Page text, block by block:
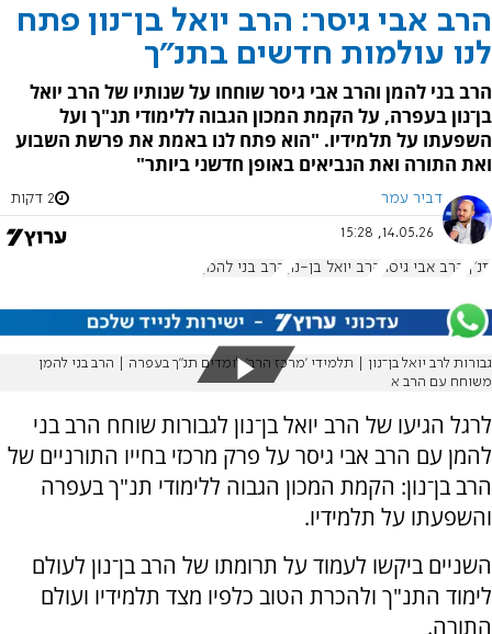
הרב אבי גיסר: הרב יואל בן־נון פתח
לנו עולמות חדשים בתנ"ך
הרב בני להמן והרב אבי גיסר שוחחו על שנותיו של הרב יואל
בן־נון בעפרה, על הקמת המכון הגבוה ללימודי תנ"ך ועל
השפעתו על תלמידיו. "הוא פתח לנו באמת את פרשת השבוע
ואת התורה ואת הנביאים באופן חדשני ביותר"
דביר עמר 2 דקות
14.05.26, 15:28
תנ"ך הרב אבי גיסר הרב יואל בן-נון הרב בני להמן
גבורות לרב יואל בן־נון | תלמידי 'מרכז הרב' לומדים תנ"ך בעפרה | הרב בני להמן
משוחח עם הרב א
לרגל הגיעו של הרב יואל בן־נון לגבורות שוחח הרב בני
להמן עם הרב אבי גיסר על פרק מרכזי בחייו התורניים של
הרב בן־נון: הקמת המכון הגבוה ללימודי תנ"ך בעפרה
והשפעתו על תלמידיו.
השניים ביקשו לעמוד על תרומתו של הרב בן־נון לעולם
לימוד התנ"ך ולהכרת הטוב כלפיו מצד תלמידיו ועולם
התורה.